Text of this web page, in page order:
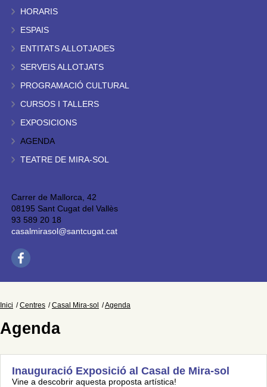
HORARIS
ESPAIS
ENTITATS ALLOTJADES
SERVEIS ALLOTJATS
PROGRAMACIÓ CULTURAL
CURSOS I TALLERS
EXPOSICIONS
AGENDA
TEATRE DE MIRA-SOL
Carrer de Mallorca, 42
08195 Sant Cugat del Vallès
93 589 20 18
casalmirasol@santcugat.cat
Inici Centres Casal Mira-sol Agenda
Agenda
Inauguració Exposició al Casal de Mira-sol
Vine a descobrir aquesta proposta artística!